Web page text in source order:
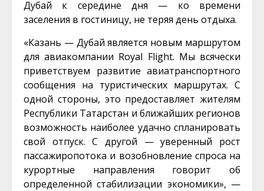
Дубай к середине дня — ко времени
заселения в гостиницу, не теряя день отдыха.
«Казань — Дубай является новым маршрутом
для авиакомпании Royal Flight. Мы всячески
приветствуем развитие авиатранспортного
сообщения на туристических маршрутах. С
одной стороны, это предоставляет жителям
Республики Татарстан и ближайших регионов
возможность наиболее удачно спланировать
свой отпуск. С другой — уверенный рост
пассажиропотока и возобновление спроса на
курортные направления говорит об
определенной стабилизации экономики», —